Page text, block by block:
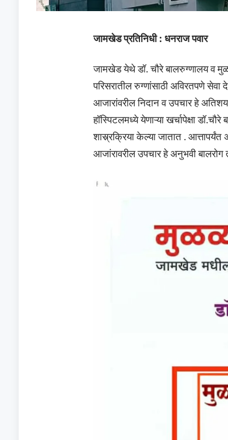
जामखेड प्रतिनिधी : धनराज पवार
जामखेड येथे डॉ. चौरे बालरुग्णालय व
परिसरातील रुग्णांसाठी अविरतपणे
आजारांवरील निदान व उपचार हे
हॉस्पिटलमध्ये येणाऱ्या खर्चापेक्षा
शास्र्रक्रिया केल्या जातात .
आजांरावरील उपचार हे अनुभवी